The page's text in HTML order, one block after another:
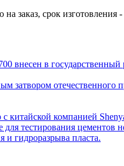
заказ, срок изготовления
внесен в
затвором отечественного
компанией
тестирования
и гидроразрыва пласта.